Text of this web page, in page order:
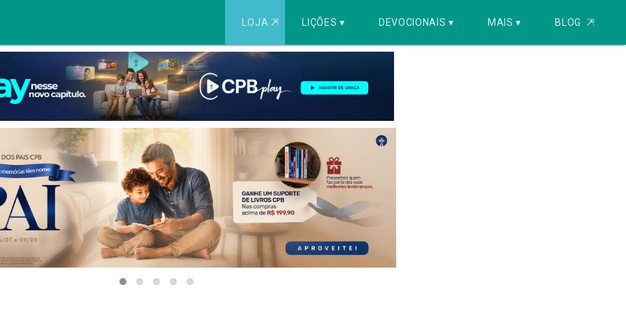
LOJA ⇱ LIÇÕES ▾ DEVOCIONAIS ▾ MAIS ▾ BLOG ⇱